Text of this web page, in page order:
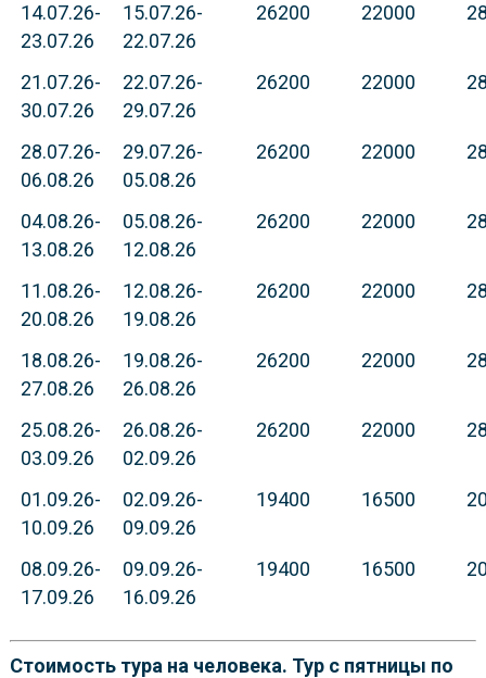
14.07.26-
23.07.26
15.07.26-
22.07.26
26200 22000
21.07.26-
30.07.26
22.07.26-
29.07.26
26200 22000
28.07.26-
06.08.26
29.07.26-
05.08.26
26200 22000
04.08.26-
13.08.26
05.08.26-
12.08.26
26200 22000
11.08.26-
20.08.26
12.08.26-
19.08.26
26200 22000
18.08.26-
27.08.26
19.08.26-
26.08.26
26200 22000
25.08.26-
03.09.26
26.08.26-
02.09.26
26200 22000
01.09.26-
10.09.26
02.09.26-
09.09.26
19400 16500
08.09.26-
17.09.26
09.09.26-
16.09.26
19400 16500
Стоимость тура на человека. Тур с пятницы по